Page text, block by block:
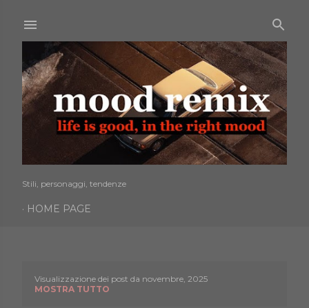
Stili, personaggi, tendenze
HOME PAGE
Visualizzazione dei post da novembre, 2025
MOSTRA TUTTO